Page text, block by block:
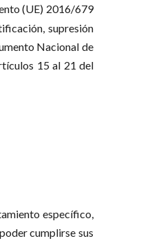
(UE) 2016/679
supresión
Nacional de
15 al 21 del
específico,
cumplirse sus